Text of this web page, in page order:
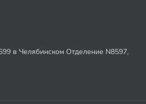
в Челябинском Отделение N8597,